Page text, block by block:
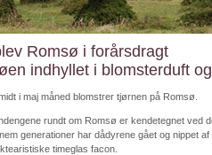
Romsø i forårsdragt
indhyllet i blomsterduft
i maj måned blomstrer tjørnen på Romsø.
rundt om Romsø er kendetegnet ved
generationer har dådyrene gået og nippet
timeglas facon.